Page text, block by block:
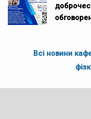
Всі новини